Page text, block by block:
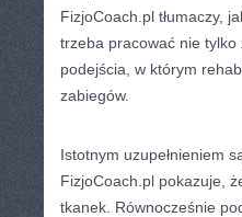
FizjoCoach.pl tłumaczy,
trzeba pracować nie
podejścia, w którym
zabiegów.
Istotnym uzupełnieniem
FizjoCoach.pl pokazuje,
tkanek. Równocześnie